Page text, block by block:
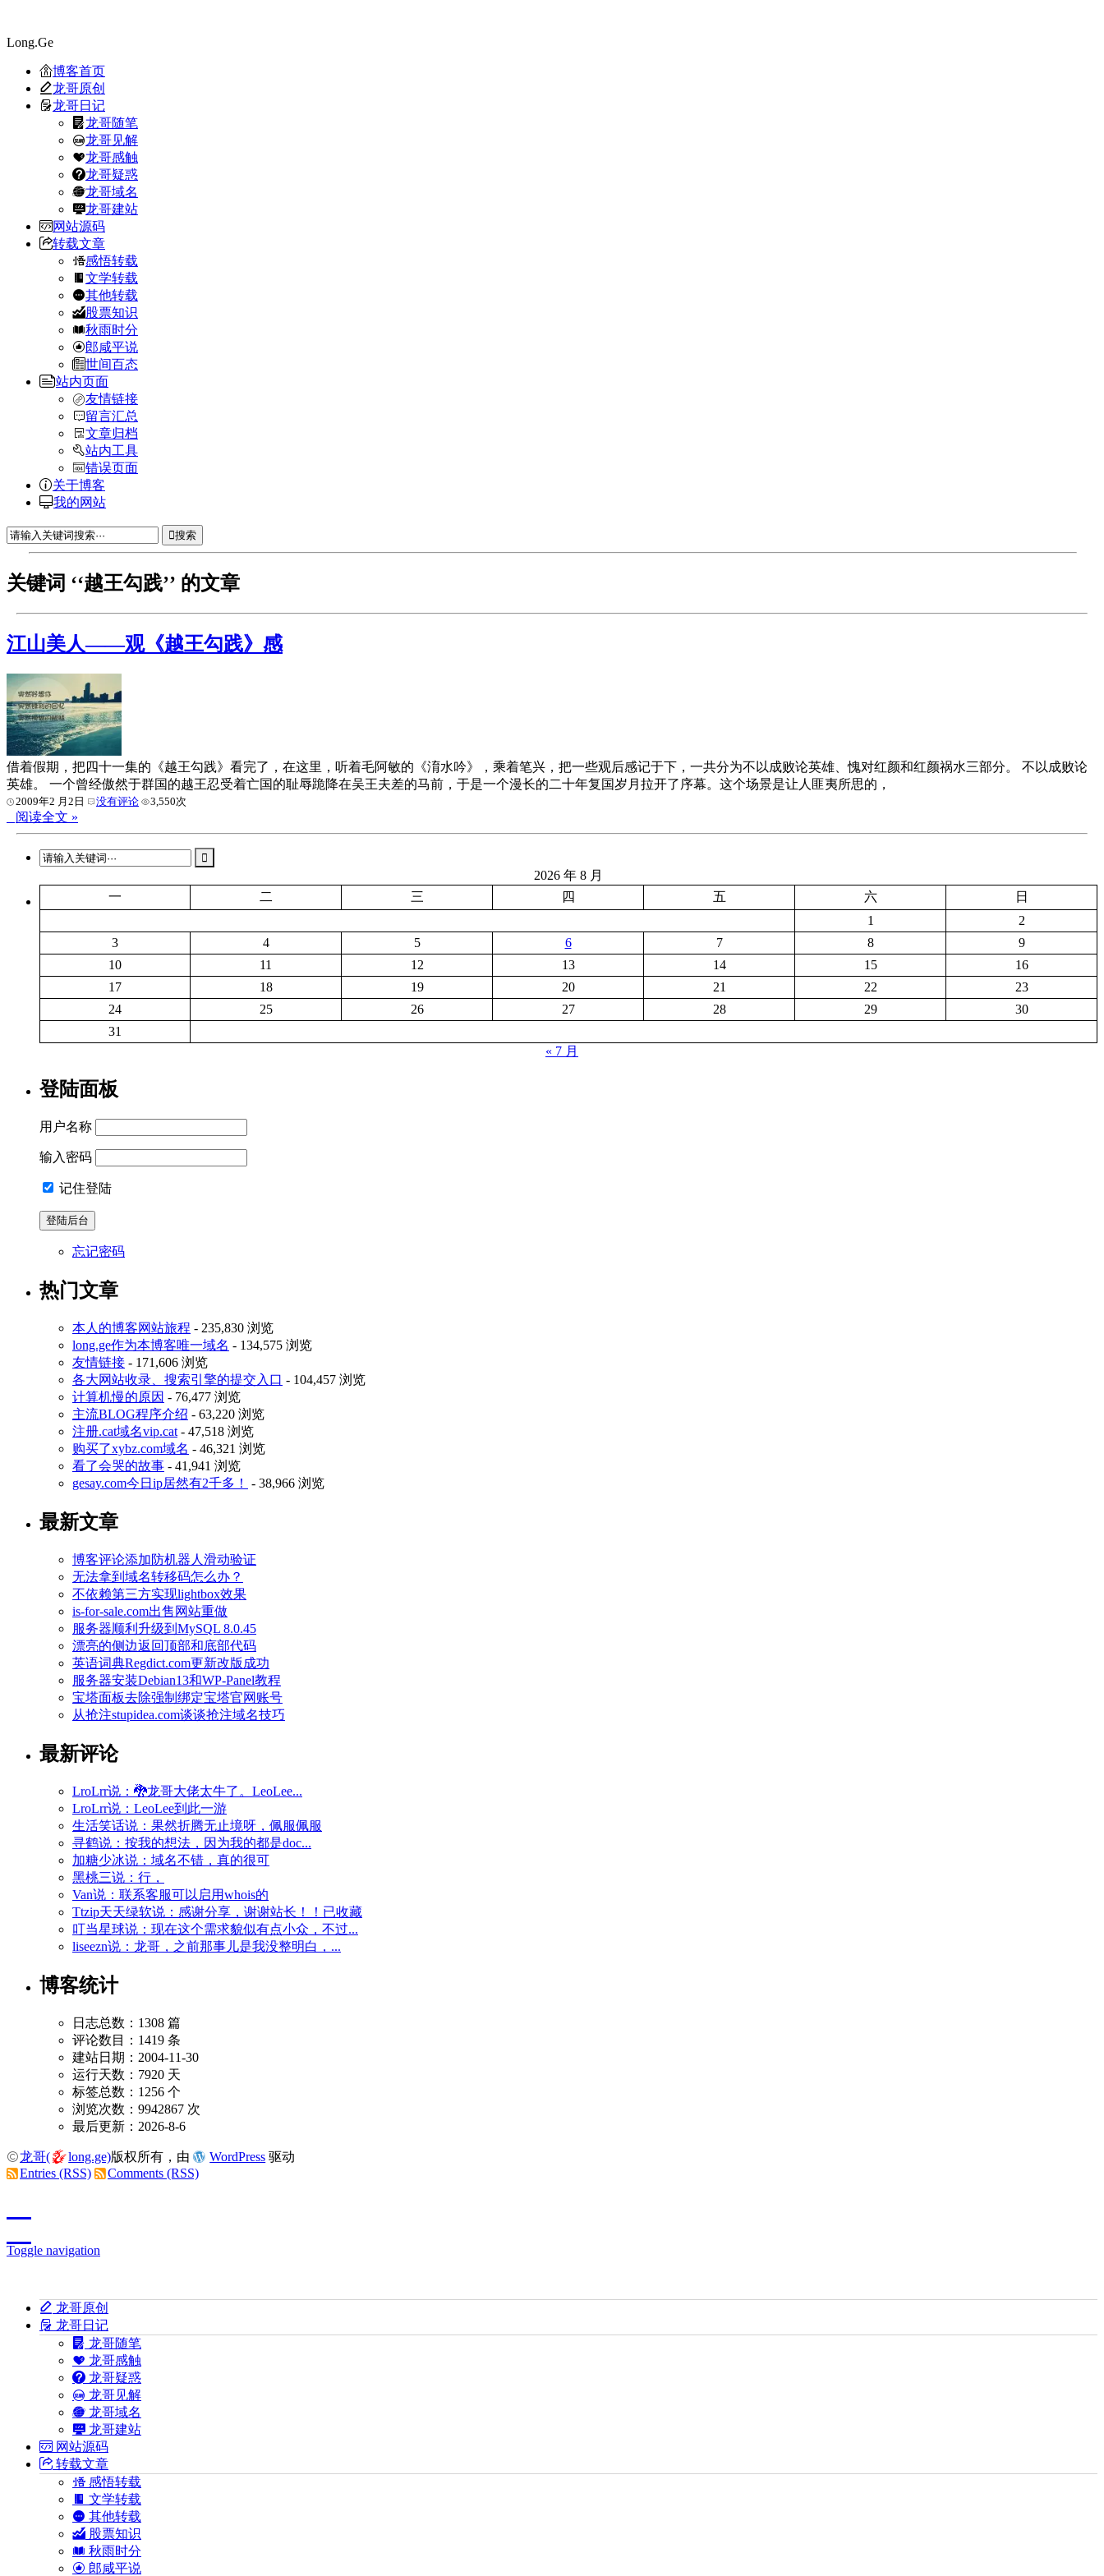
Long.Ge
博客首页
龙哥原创
龙哥日记
龙哥随笔
龙哥见解
龙哥感触
龙哥疑惑
龙哥域名
龙哥建站
网站源码
转载文章
感悟转载
文学转载
其他转载
股票知识
秋雨时分
郎咸平说
世间百态
站内页面
友情链接
留言汇总
文章归档
站内工具
错误页面
关于博客
我的网站
搜索
关键词 ‘‘越王勾践’’ 的文章
江山美人——观《越王勾践》感
借着假期，把四十一集的《越王勾践》看完了，在这里，听着毛阿敏的《淯水吟》，乘着笔兴，把一些观后感记于下，一共分为不以成败论英雄、愧对红颜和红颜祸水三部分。 不以成败论
英雄。 一个曾经傲然于群国的越王忍受着亡国的耻辱跪降在吴王夫差的马前，于是一个漫长的二十年复国岁月拉开了序幕。这个场景是让人匪夷所思的，
2009年2 月2日 没有评论 3,550次
阅读全文 »
2026 年 8 月
一
二 三 四 五 六
日
1
2
3
4 5 6 7 8
9
10
11 12 13 14 15
16
17
18 19 20 21 22
23
24
25 26 27 28 29
30
31
« 7 月
登陆面板
用户名称
输入密码
记住登陆
忘记密码
热门文章
本人的博客网站旅程 - 235,830 浏览
long.ge作为本博客唯一域名 - 134,575 浏览
友情链接 - 171,606 浏览
各大网站收录、搜索引擎的提交入口 - 104,457 浏览
计算机慢的原因 - 76,477 浏览
主流BLOG程序介绍 - 63,220 浏览
注册.cat域名vip.cat - 47,518 浏览
购买了xybz.com域名 - 46,321 浏览
看了会哭的故事 - 41,941 浏览
gesay.com今日ip居然有2千多！
- 38,966 浏览
最新文章
博客评论添加防机器人滑动验证
无法拿到域名转移码怎么办？
不依赖第三方实现lightbox效果
is-for-sale.com出售网站重做
服务器顺利升级到MySQL 8.0.45
漂亮的侧边返回顶部和底部代码
英语词典Regdict.com更新改版成功
服务器安装Debian13和WP-Panel教程
宝塔面板去除强制绑定宝塔官网账号
从抢注stupidea.com谈谈抢注域名技巧
最新评论
LroLrr说：🐉龙哥大佬太牛了。LeoLee...
LroLrr说：LeoLee到此一游
生活笑话说：果然折腾无止境呀，佩服佩服
寻鹤说：按我的想法，因为我的都是doc...
加糖少冰说：域名不错，真的很可
黑桃三说：行，
Van说：联系客服可以启用whois的
Ttzip天天绿软说：感谢分享，谢谢站长！！已收藏
叮当星球说：现在这个需求貌似有点小众，不过...
liseezn说：龙哥，之前那事儿是我没整明白，...
博客统计
日志总数：1308 篇
评论数目：1419 条
建站日期：2004-11-30
运行天数：7920 天
标签总数：1256 个
浏览次数：9942867 次
最后更新：2026-8-6
龙哥( long.ge)版权所有，由 WordPress 驱动
Entries (RSS)
Comments (RSS)
Toggle navigation
龙哥原创
龙哥日记
龙哥随笔
龙哥感触
龙哥疑惑
龙哥见解
龙哥域名
龙哥建站
网站源码
转载文章
感悟转载
文学转载
其他转载
股票知识
秋雨时分
郎咸平说